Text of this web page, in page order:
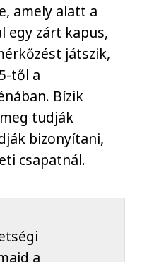
amely alatt a
egy zárt kapus,
játszik,
től a
Bízik
tudják
bizonyítani,
csapatnál.
a